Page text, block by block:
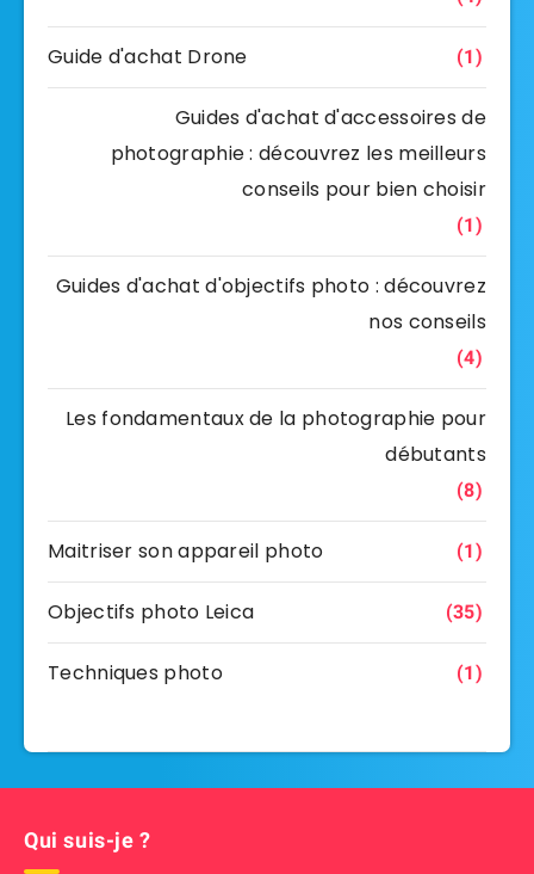
Guide d'achat Drone (1)
Guides d'achat d'accessoires de
photographie : découvrez les meilleurs
conseils pour bien choisir
(1)
Guides d'achat d'objectifs photo : découvrez
nos conseils
(4)
Les fondamentaux de la photographie pour
débutants
(8)
Maitriser son appareil photo (1)
Objectifs photo Leica (35)
Techniques photo (1)
Qui suis-je ?